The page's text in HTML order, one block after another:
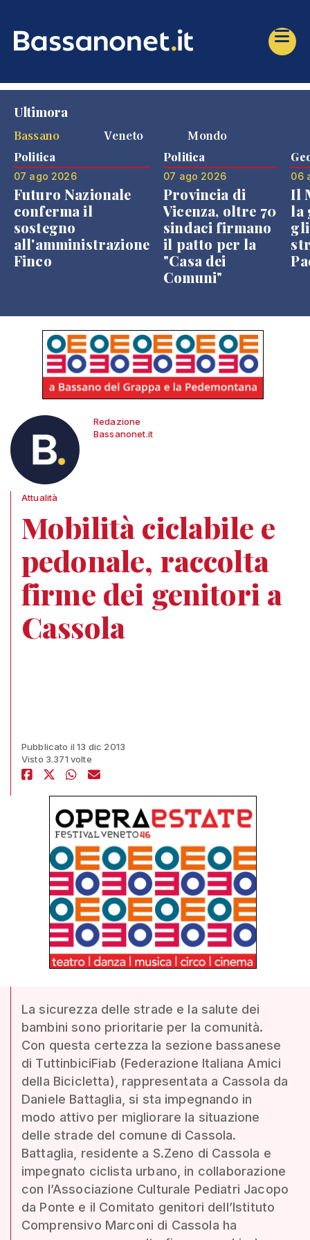
Ultimora
Bassano
Veneto Mondo
Politica
07 ago 2026
Futuro Nazionale
conferma il
sostegno
all'amministrazione
Finco
Politica
07 ago 2026
Provincia di
Vicenza, oltre 70
sindaci firmano
il patto per la
"Casa dei
Comuni"
06
Il
la
Redazione
Bassanonet.it
Attualità
Mobilità ciclabile e
pedonale, raccolta
firme dei genitori a
Cassola
Pubblicato il 13 dic 2013
Visto 3.371 volte
La sicurezza delle strade e la salute dei
bambini sono prioritarie per la comunità.
Con questa certezza la sezione bassanese
di TuttinbiciFiab (Federazione Italiana Amici
della Bicicletta), rappresentata a Cassola da
Daniele Battaglia, si sta impegnando in
modo attivo per migliorare la situazione
delle strade del comune di Cassola.
Battaglia, residente a S.Zeno di Cassola e
impegnato ciclista urbano, in collaborazione
con l’Associazione Culturale Pediatri Jacopo
da Ponte e il Comitato genitori dell’Istituto
Comprensivo Marconi di Cassola ha